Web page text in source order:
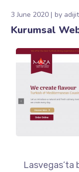
3 June 2020 by
Kurumsal
Lasvegas’ta